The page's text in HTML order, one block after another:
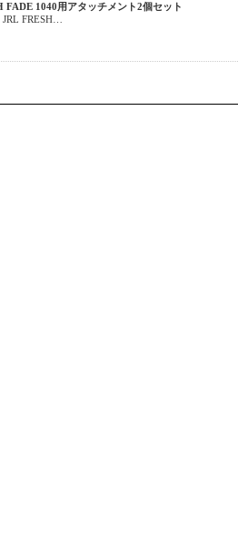
FADE 1040用アタッチメント2個セット
FRESH…